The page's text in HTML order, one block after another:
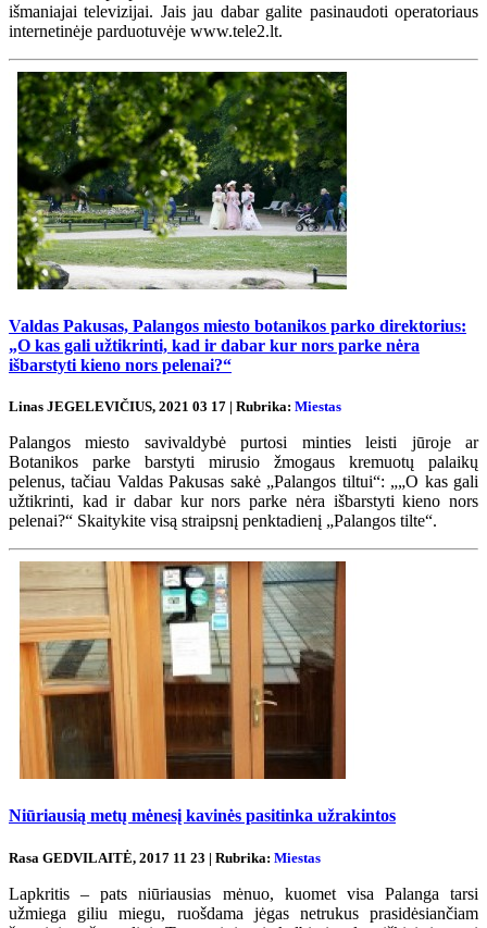
išmaniajai televizijai. Jais jau dabar galite pasinaudoti operatoriaus
internetinėje parduotuvėje www.tele2.lt.
Valdas Pakusas, Palangos miesto botanikos parko direktorius:
„O kas gali užtikrinti, kad ir dabar kur nors parke nėra
išbarstyti kieno nors pelenai?“
Linas JEGELEVIČIUS, 2021 03 17 | Rubrika: Miestas
Palangos miesto savivaldybė purtosi minties leisti jūroje ar
Botanikos parke barstyti mirusio žmogaus kremuotų palaikų
pelenus, tačiau Valdas Pakusas sakė „Palangos tiltui“: „„O kas gali
užtikrinti, kad ir dabar kur nors parke nėra išbarstyti kieno nors
pelenai?“ Skaitykite visą straipsnį penktadienį „Palangos tilte“.
Niūriausią metų mėnesį kavinės pasitinka užrakintos
Rasa GEDVILAITĖ, 2017 11 23 | Rubrika: Miestas
Lapkritis – pats niūriausias mėnuo, kuomet visa Palanga tarsi
užmiega giliu miegu, ruošdama jėgas netrukus prasidėsiančiam